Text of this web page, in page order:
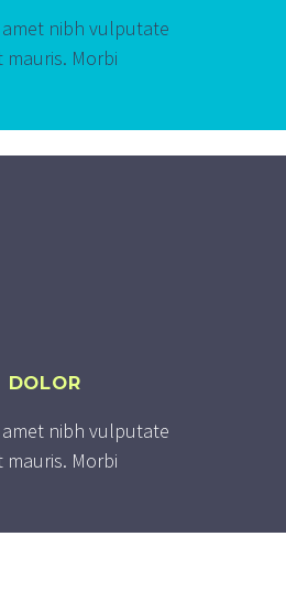
nibh vulputate
mauris. Morbi
DOLOR
nibh vulputate
mauris. Morbi